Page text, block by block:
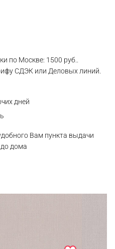
по Москве: 1500 руб..
СДЭК или Деловых линий.
дней
Вам пункта выдачи
дома